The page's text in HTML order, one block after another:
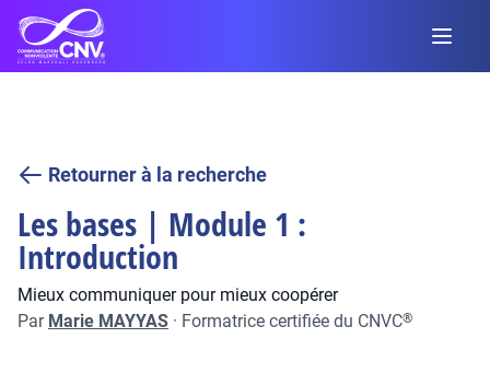
Retourner à la recherche
Les bases | Module 1 :
Introduction
Mieux communiquer pour mieux coopérer
Par Marie MAYYAS · Formatrice certifiée du CNVC®